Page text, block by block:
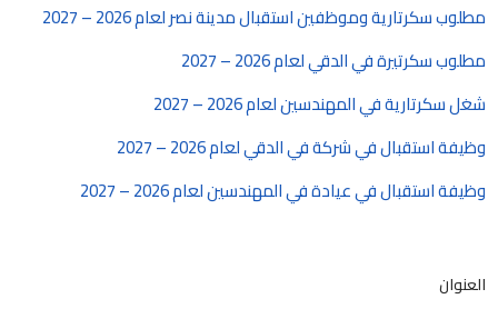
مطلوب سكرتارية وموظفين استقبال مدينة نصر لعام 2026 – 2027
مطلوب سكرتيرة في الدقي لعام 2026 – 2027
شغل سكرتارية في المهندسين لعام 2026 – 2027
وظيفة استقبال في شركة في الدقي لعام 2026 – 2027
وظيفة استقبال في عيادة في المهندسين لعام 2026 – 2027
العنوان